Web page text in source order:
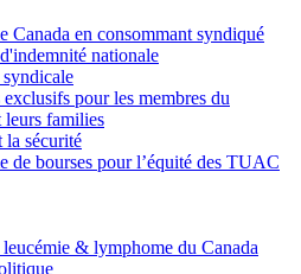
Canada en consommant syndiqué
nationale
exclusifs pour les membres du
leurs families
la sécurité
de bourses pour l’équité des TUAC
leucémie & lymphome du Canada